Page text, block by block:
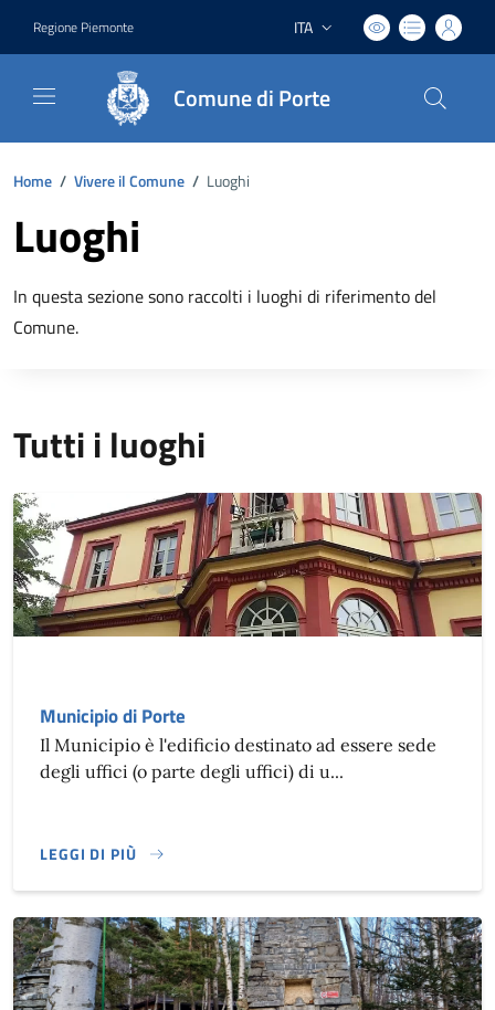
Regione Piemonte Lingua attiva:
ITA
Comune di Porte
Home / Vivere il Comune / Luoghi
Luoghi
In questa sezione sono raccolti i luoghi di riferimento del
Comune.
Tutti i luoghi
Municipio di Porte
Il Municipio è l'edificio destinato ad essere sede
degli uffici (o parte degli uffici) di u...
LEGGI DI PIÙ